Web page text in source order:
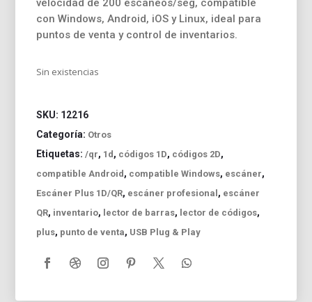
$239.400.$176.900.
velocidad de 200 escaneos/seg, compatible
con Windows, Android, iOS y Linux, ideal para
puntos de venta y control de inventarios.
Sin existencias
SKU: 12216
Categoría: Otros
Etiquetas:/qr, 1d , códigos 1D, códigos 2D,
compatible Android , compatible Windows, escáner,
Escáner Plus 1D/QR, escáner profesional , escáner
QR, inventario, lector de barras, lector de códigos,
plus, punto de venta, USB Plug & Play